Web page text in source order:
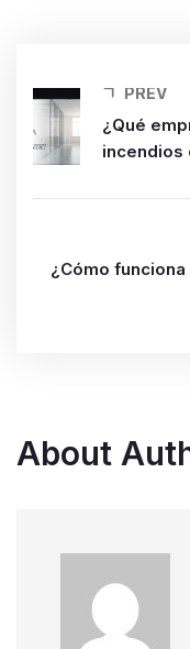
PREV
¿Qué
incendios
¿Cómo
About